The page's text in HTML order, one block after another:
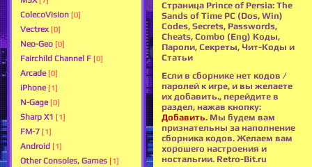
ColecoVision [0]
Vectrex [0]
Neo-Geo [0]
Fairchild Channel F [0]
Arcade [0]
iPhone [1]
N-Gage [0]
Sharp X1 [1]
FM-7 [1]
Android [1]
Other Consoles, Games [1]
Страница Prince of Persia: The
Sands of Time PC (Dos, Win)
Codes, Secrets, Passwords,
Cheats, Combo (Eng) Коды,
Пароли, Секреты, Чит-Коды и
Статьи
Если в сборнике нет кодов /
паролей к игре, и вы желаете
их добавить., перейдите в
раздел, нажав кнопку:
Добавить. Мы будем вам
признательны за наполнение
сборника кодов. Желаем вам
хорошего настроения и
ностальгии. Retro-Bit.ru